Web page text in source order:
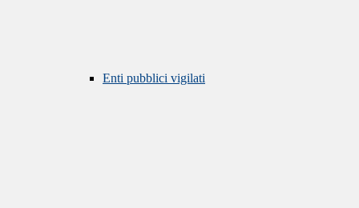
Enti pubblici vigilati